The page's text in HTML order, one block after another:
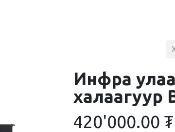
Инфра
халаагуур
420'000.00 ₮